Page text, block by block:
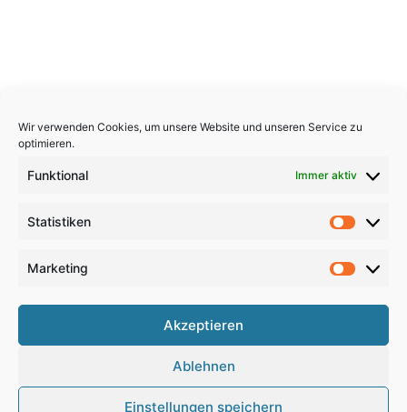
Wir verwenden Cookies, um unsere Website und unseren Service zu
optimieren.
Funktional Immer aktiv
Statistiken
Marketing
Akzeptieren
Ablehnen
Einstellungen speichern
Copyright 2026, All Rights Reserved
Haftungsausschluss